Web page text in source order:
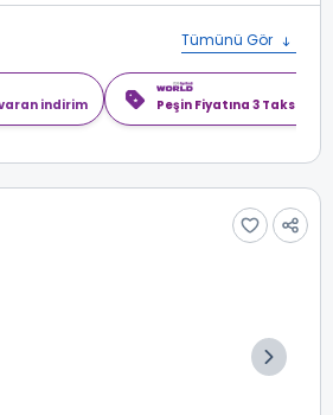
Tümünü Gör
indirim Peşin Fiyatına 3 Taksit